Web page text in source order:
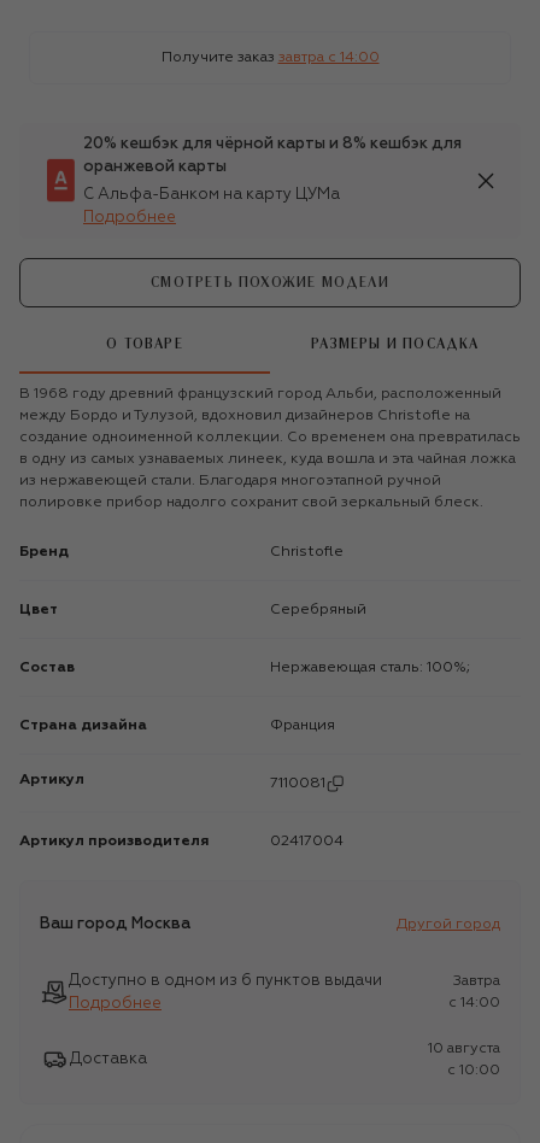
Получите заказ завтра c 14:00
20% кешбэк для чёрной карты и 8% кешбэк для
оранжевой карты
С Альфа-Банком на карту ЦУМа
Подробнее
СМОТРЕТЬ ПОХОЖИЕ МОДЕЛИ
О ТОВАРЕ РАЗМЕРЫ И ПОСАДКА
В 1968 году древний французский город Альби, расположенный
между Бордо и Тулузой, вдохновил дизайнеров Christofle на
создание одноименной коллекции. Со временем она превратилась
в одну из самых узнаваемых линеек, куда вошла и эта чайная ложка
из нержавеющей стали. Благодаря многоэтапной ручной
полировке прибор надолго сохранит свой зеркальный блеск.
Бренд Christofle
Цвет Серебряный
Состав Нержавеющая сталь: 100%;
Страна дизайна Франция
Артикул 7110081
Артикул производителя 02417004
Ваш город Москва Другой город
Доступно в одном из 6 пунктов выдачи
Подробнее
Завтра
c 14:00
Доставка
10 августа
c 10:00